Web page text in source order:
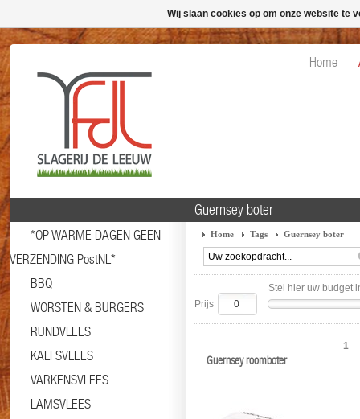
Home
*OP WARME DAGEN GEEN
VERZENDING PostNL*
BBQ
WORSTEN & BURGERS
RUNDVLEES
KALFSVLEES
VARKENSVLEES
LAMSVLEES
Guernsey boter
Home Tags Guernsey boter
Stel hier uw budget
Prijs
Guernsey roomboter
1
Wij slaan cookies op om onze website te